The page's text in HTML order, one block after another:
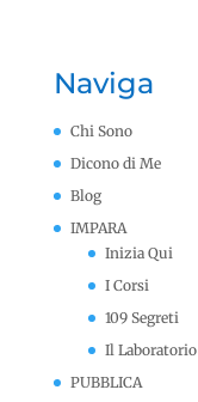
Naviga
Chi Sono
Dicono di Me
Blog
IMPARA
Inizia Qui
I Corsi
109 Segreti
Il Laboratorio
PUBBLICA